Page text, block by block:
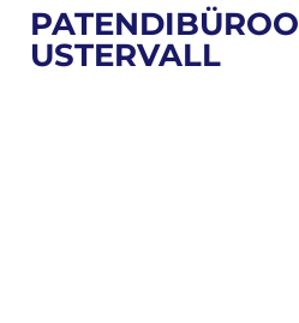
PATENDIBÜROO
USTERVALL